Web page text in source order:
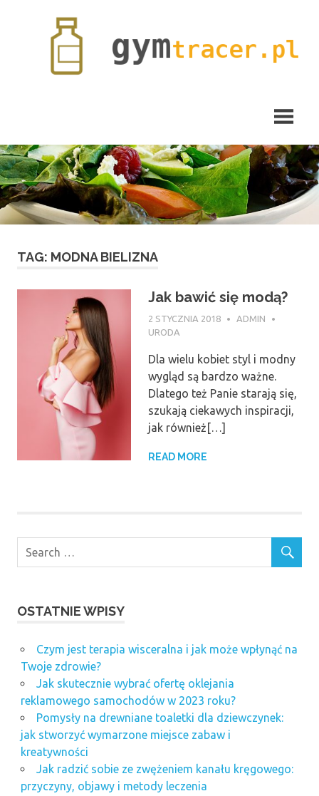
TAG: MODNA BIELIZNA
Jak bawić się modą?
2 STYCZNIA 2018
ADMIN
URODA
Dla wielu kobiet styl i modny
wygląd są bardzo ważne.
Dlatego też Panie starają się,
szukają ciekawych inspiracji,
jak również[…]
READ MORE
OSTATNIE WPISY
Czym jest terapia wisceralna i jak może wpłynąć na
Twoje zdrowie?
Jak skutecznie wybrać ofertę oklejania
reklamowego samochodów w 2023 roku?
Pomysły na drewniane toaletki dla dziewczynek:
jak stworzyć wymarzone miejsce zabaw i
kreatywności
Jak radzić sobie ze zwężeniem kanału kręgowego:
przyczyny, objawy i metody leczenia